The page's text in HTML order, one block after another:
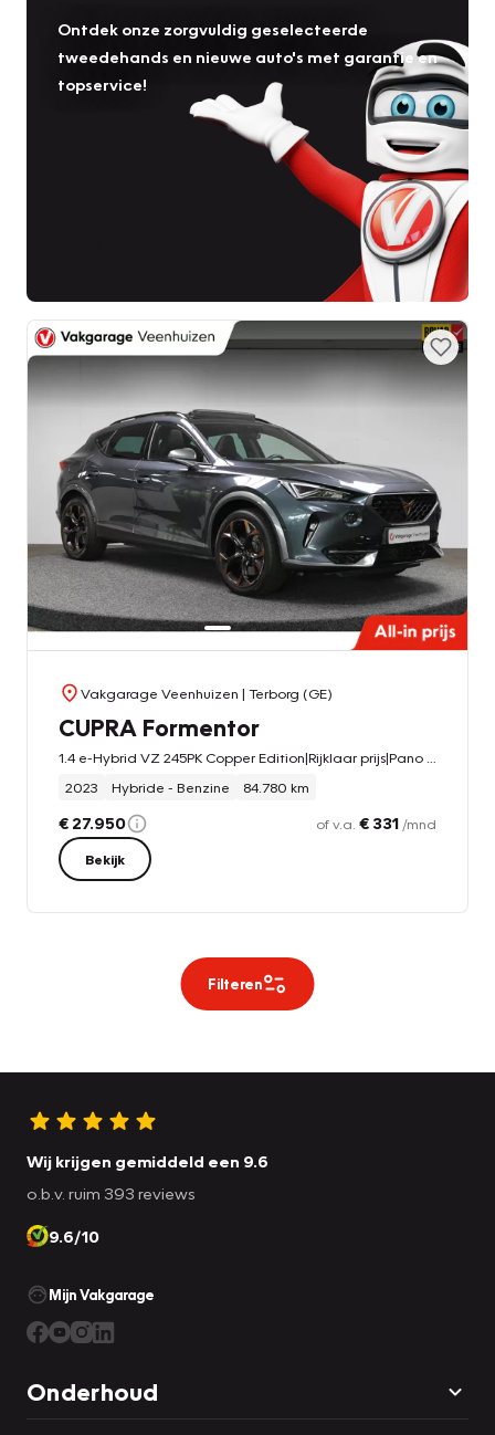
Ontdek onze zorgvuldig geselecteerde
tweedehands en nieuwe auto's met garantie en
topservice!
Vakgarage Veenhuizen | Terborg (GE)
CUPRA Formentor
2023
Hybride - Benzine 84.780 km
€ 27.950 of v.a. € 331 /mnd
Bekijk
Filteren
Wij krijgen gemiddeld een 9.6
o.b.v. ruim 393 reviews
9.6/10
Mijn Vakgarage
Onderhoud